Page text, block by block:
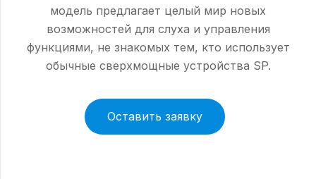
модель предлагает целый мир новых
возможностей для слуха и управления
функциями, не знакомых тем, кто использует
обычные сверхмощные устройства SP.
Оставить заявку